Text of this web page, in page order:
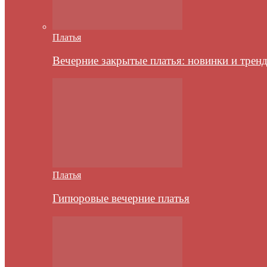
Платья
Вечерние закрытые платья: новинки и
Платья
Гипюровые вечерние платья